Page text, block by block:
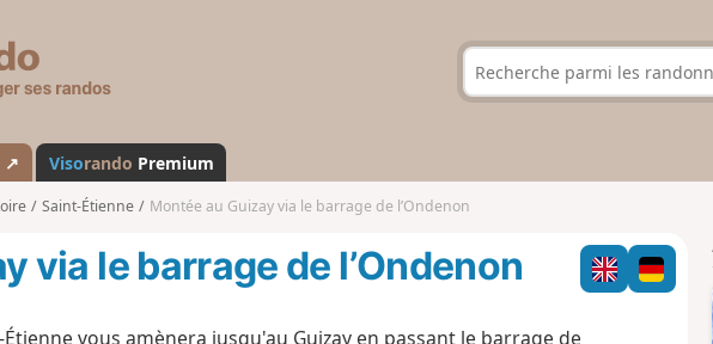
s
a
n
d
↗ Visorando Premium
Saint-Étienne Montée au Guizay via le barrage de l’Ondenon
via le barrage de l’Ondenon
vous amènera jusqu'au Guizay en passant le barrage de